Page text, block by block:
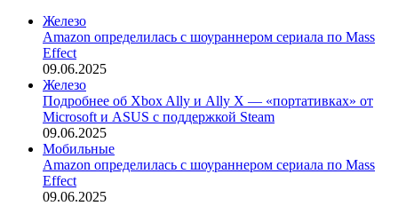
Железо
Amazon определилась с шоураннером сериала по Mass
Effect
09.06.2025
Железо
Подробнее об Xbox Ally и Ally X — «портативках» от
Microsoft и ASUS с поддержкой Steam
09.06.2025
Мобильные
Amazon определилась с шоураннером сериала по Mass
Effect
09.06.2025